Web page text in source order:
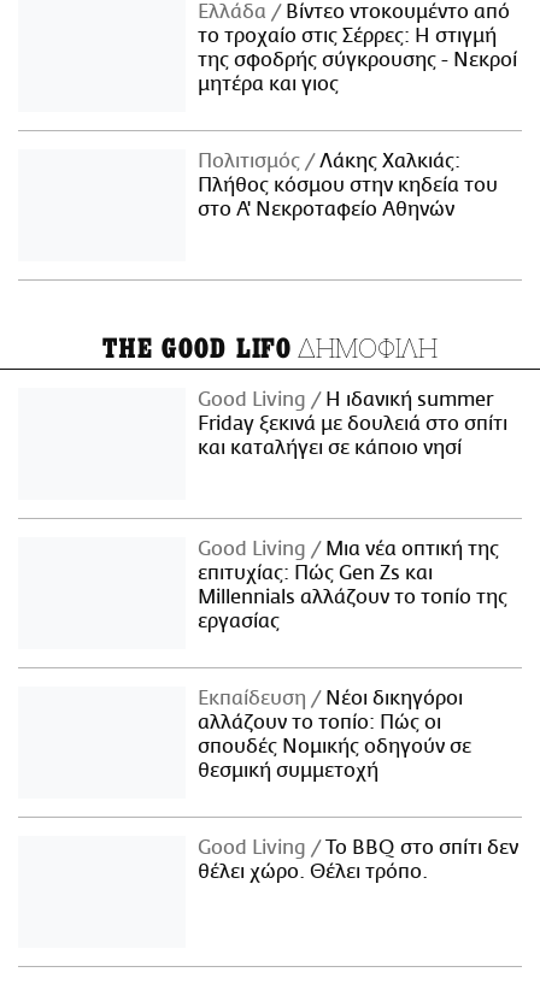
Ελλάδα
Βίντεο ντοκουμέντο από
το τροχαίο στις Σέρρες: Η στιγμή
της σφοδρής σύγκρουσης - Νεκροί
μητέρα και γιος
Πολιτισμός
Λάκης Χαλκιάς:
Πλήθος κόσμου στην κηδεία του
στο Α' Νεκροταφείο Αθηνών
THE GOOD LIFO ΔΗΜΟΦΙΛΗ
Good Living
Η ιδανική summer
Friday ξεκινά με δουλειά στο σπίτι
και καταλήγει σε κάποιο νησί
Good Living
Μια νέα οπτική της
επιτυχίας: Πώς Gen Zs και
Millennials αλλάζουν το τοπίο της
εργασίας
Εκπαίδευση
Νέοι δικηγόροι
αλλάζουν το τοπίο: Πώς οι
σπουδές Νομικής οδηγούν σε
θεσμική συμμετοχή
Good Living
Το BBQ στο σπίτι δεν
θέλει χώρο. Θέλει τρόπο.